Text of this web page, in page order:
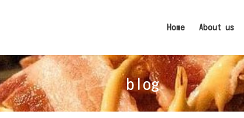
Home About us
blog